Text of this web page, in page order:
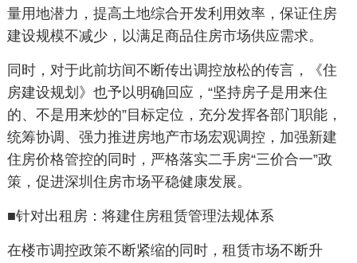
量用地潜力，提高土地综合开发利用效率，保证住房
建设规模不减少，以满足商品住房市场供应需求。
同时，对于此前坊间不断传出调控放松的传言，《住
房建设规划》也予以明确回应，“坚持房子是用来住
的、不是用来炒的”目标定位，充分发挥各部门职能，
统筹协调、强力推进房地产市场宏观调控，加强新建
住房价格管控的同时，严格落实二手房“三价合一”政
策，促进深圳住房市场平稳健康发展。
■针对出租房：将建住房租赁管理法规体系
在楼市调控政策不断紧缩的同时，租赁市场不断升